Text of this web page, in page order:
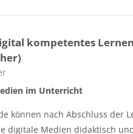
kompetentes
im Unterricht
können nach Abschluss der
digitale Medien didaktisch